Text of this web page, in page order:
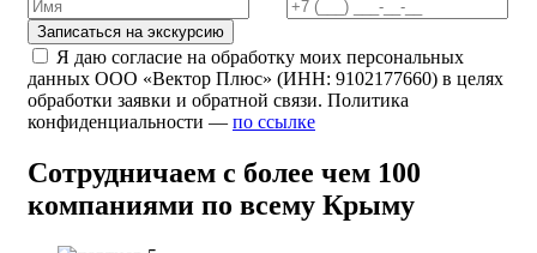
Записаться на экскурсию
Я даю согласие на обработку моих персональных
данных ООО «Вектор Плюс» (ИНН: 9102177660) в целях
обработки заявки и обратной связи. Политика
конфиденциальности — по ссылке
Сотрудничаем с более чем 100
компаниями по всему Крыму